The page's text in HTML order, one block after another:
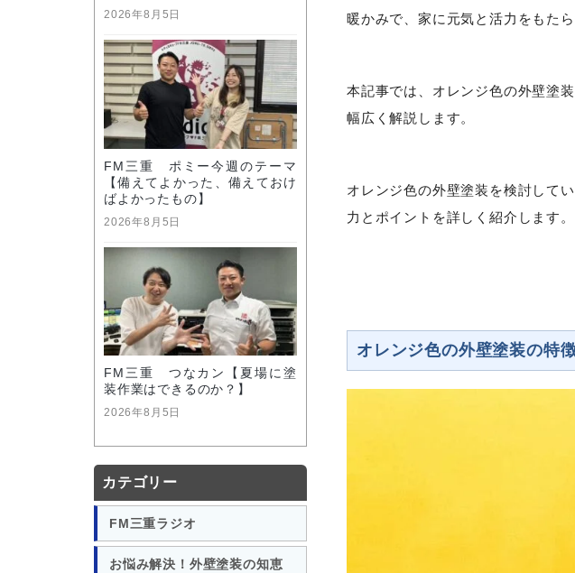
暖かみで、家に元気と活力をもた
本記事では、オレンジ色の外壁塗
幅広く解説します。
オレンジ色の外壁塗装を検討して
力とポイントを詳しく紹介します。
オレンジ色の外壁塗装の特
2026年8月5日
FM三重 ポミー今週のテーマ
【備えてよかった、備えておけ
ばよかったもの】
2026年8月5日
FM三重 つなカン【夏場に塗
装作業はできるのか？】
2026年8月5日
カテゴリー
FM三重ラジオ
お悩み解決！外壁塗装の知恵